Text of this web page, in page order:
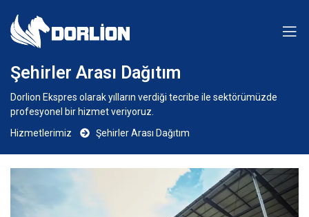
Şehirler Arası Dağıtım
Dorlion Ekspres olarak yılların verdiği tecribe ile sektörümüzde
profesyonel bir hizmet veriyoruz.
Hizmetlerimiz
Şehirler Arası Dağıtım